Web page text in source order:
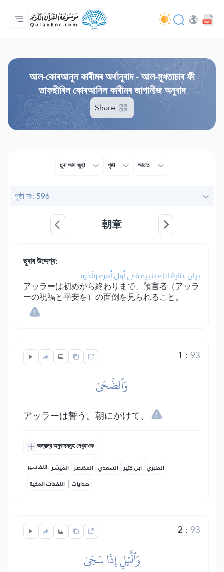
মুখ্য পৃষ্ঠা
অনুবাদসমূহৰ সূচীপত্ৰ
Audio
ডেভ্লপাৰসকলৰ সেৱাসমূহ - API
প্ৰকল্পৰ বিষয়ে
আমাৰ সৈতে যোগাযোগ কৰক
ভাষা
আল-কোৰআনুল কাৰীমৰ অৰ্থানুবাদ - আল-মুখতাচাৰ ফী
তাফছীৰিল কোৰআনিল কাৰীমৰ জাপানীজ অনুবাদ
Share
ছুৰা আদ-জুহা পৃষ্ঠা আয়াত
পৃষ্ঠা নং: 596
朝章
ছুৰাৰ উদ্দেশ্য:
بيان عناية الله بنبيه في أول أمره وآخره.
アッラーは初めから終わりまで、預言者（アッラ
ーの祝福と平安を）の面倒を見られること。
1 :93
وَٱلضُّحَىٰ
アッラーは誓う。朝にかけて、
অন্যান্য অনুবাদসমূহ দেখুৱাওক
التفاسير: المُيسَّر المختصر السعدي ابن كثير الطبري
النفحات المكية | هدايات
2 :93
وَٱلَّيۡلِ إِذَا سَجَىٰ